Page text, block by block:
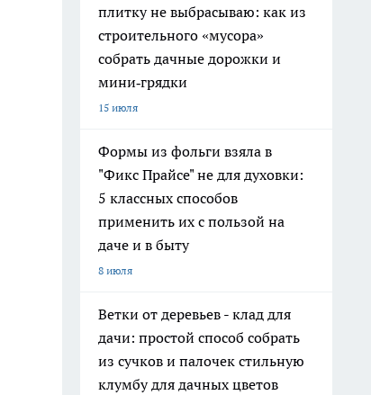
плитку не выбрасываю: как из
строительного «мусора»
собрать дачные дорожки и
мини‑грядки
15 июля
Формы из фольги взяла в
"Фикс Прайсе" не для духовки:
5 классных способов
применить их с пользой на
даче и в быту
8 июля
Ветки от деревьев - клад для
дачи: простой способ собрать
из сучков и палочек стильную
клумбу для дачных цветов